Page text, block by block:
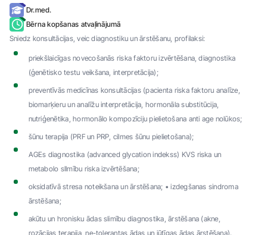
Dr.med.
Bērna kopšanas atvaļinājumā
Sniedz konsultācijas, veic diagnostiku un ārstēšanu, profilaksi:
priekšlaicīgas novecošanās riska faktoru izvērtēšana, diagnostika
(ģenētisko testu veikšana, interpretācija);
preventīvās medicīnas konsultācijas (pacienta riska faktoru analīze,
biomarķieru un analīžu interpretācija, hormonāla substitūcija,
nutriģenētika, hormonālo kompozīciju pielietošana anti age nolūkos;
šūnu terapija (PRF un PRP, cilmes šūnu pielietošana);
AGEs diagnostika (advanced glycation indekss) KVS riska un
metabolo sllmību riska izvērtēšana;
oksidatīvā stresa noteikšana un ārstēšana; • izdegšanas sindroma
ārstēšana;
akūtu un hronisku ādas slimību diagnostika, ārstēšana (akne,
rozācijas terapija, ne-tolerantas ādas un jūtīgas ādas ārstēšana).